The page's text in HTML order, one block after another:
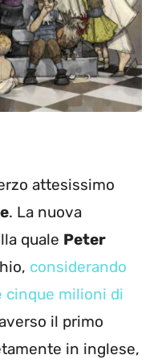
attesissimo
. La nuova
quale Peter
considerando
cinque milioni di
il primo
in inglese,